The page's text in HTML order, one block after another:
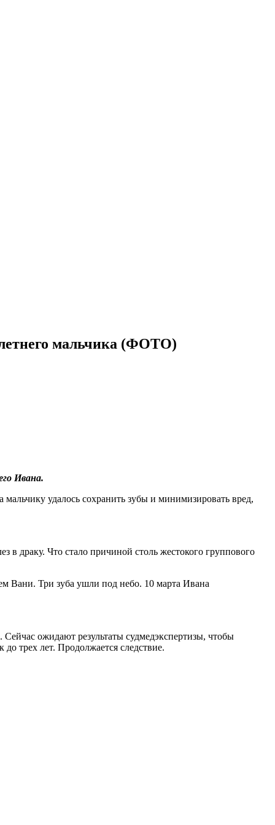
мальчика (ФОТО)
Ивана.
удалось сохранить зубы и минимизировать вред,
в драку. Что стало причиной столь жестокого группового
Вани. Три зуба ушли под небо. 10 марта Ивана
ожидают результаты судмедэкспертизы, чтобы
трех лет. Продолжается следствие.